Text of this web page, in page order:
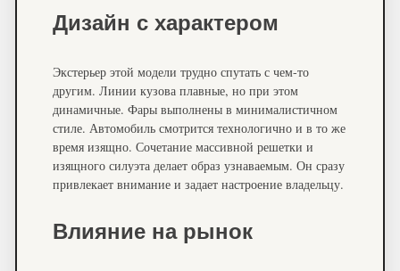
Дизайн с характером
Экстерьер этой модели трудно спутать с чем-то
другим. Линии кузова плавные, но при этом
динамичные. Фары выполнены в минималистичном
стиле. Автомобиль смотрится технологично и в то же
время изящно. Сочетание массивной решетки и
изящного силуэта делает образ узнаваемым. Он сразу
привлекает внимание и задает настроение владельцу.
Влияние на рынок